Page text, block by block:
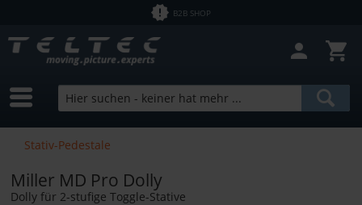
B2B SHOP
Stativ-Pedestale
Miller MD Pro Dolly
Dolly für 2-stufige Toggle-Stative